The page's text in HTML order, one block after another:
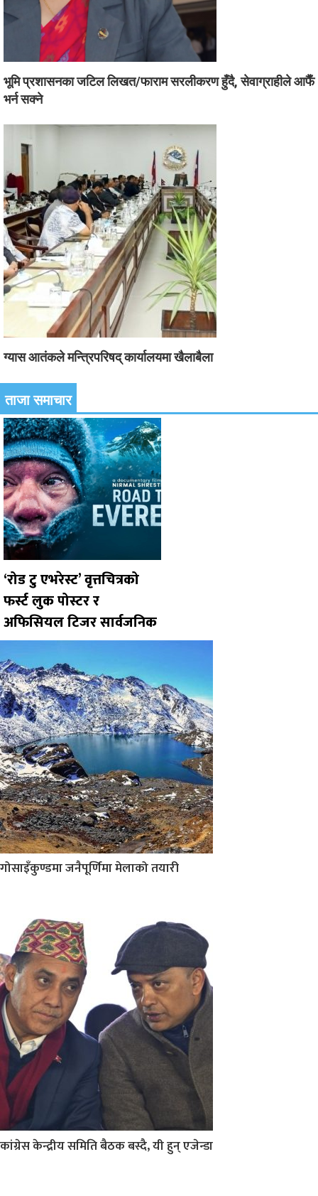
भूमि प्रशासनका जटिल लिखत/फाराम सरलीकरण हुँदै, सेवाग्राहीले आफैँ
भर्न सक्ने
ग्यास आतंकले मन्त्रिपरिषद् कार्यालयमा खैलाबैला
ताजा समाचार
‘रोड टु एभरेस्ट’ वृत्तचित्रको
फर्स्ट लुक पोस्टर र
अफिसियल टिजर सार्वजनिक
गोसाइँकुण्डमा जनैपूर्णिमा मेलाको तयारी
कांग्रेस केन्द्रीय समिति बैठक बस्दै, यी हुन् एजेन्डा